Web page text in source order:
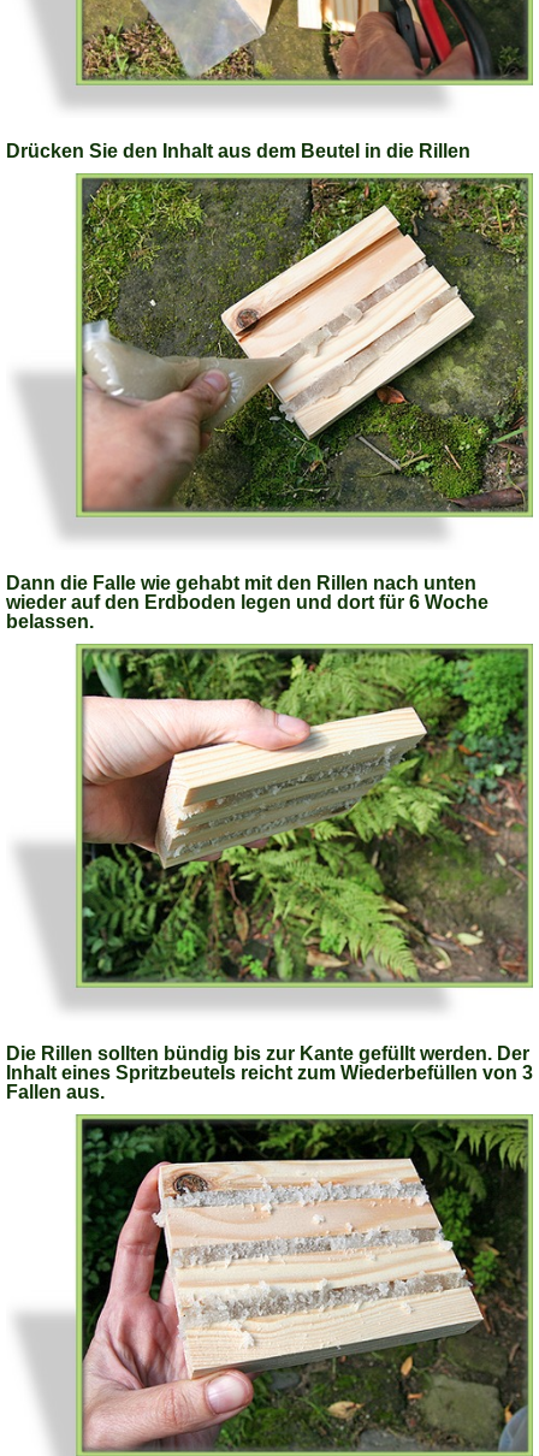
Drücken Sie den Inhalt aus dem Beutel in die Rillen
Dann die Falle wie gehabt mit den Rillen nach unten
wieder auf den Erdboden legen und dort für 6 Woche
belassen.
Die Rillen sollten bündig bis zur Kante gefüllt werden. Der
Inhalt eines Spritzbeutels reicht zum Wiederbefüllen von 3
Fallen aus.